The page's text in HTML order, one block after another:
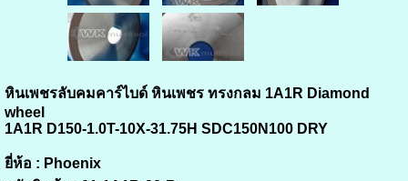
หินเพชรลับคมคาร์ไบด์ หินเพชร ทรงกลม 1A1R Diamond
wheel
1A1R D150-1.0T-10X-31.75H SDC150N100 DRY
ยี่ห้อ : Phoenix